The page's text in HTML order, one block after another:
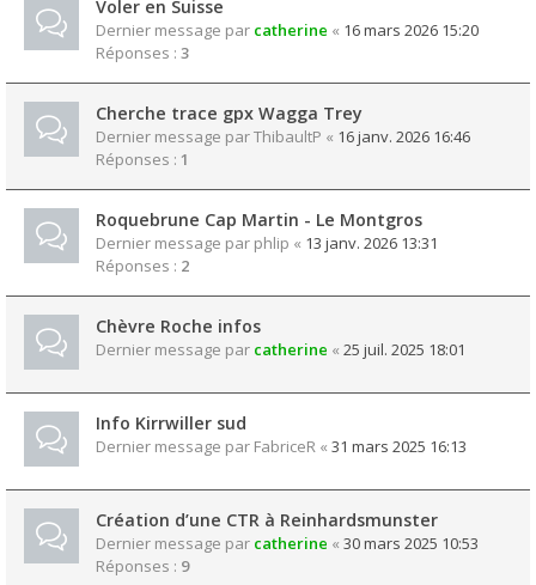
Voler en Suisse
Dernier message par catherine « 16 mars 2026 15:20
Réponses : 3
Cherche trace gpx Wagga Trey
Dernier message parThibaultP « 16 janv. 2026 16:46
Réponses : 1
Roquebrune Cap Martin - Le Montgros
Dernier message par phlip « 13 janv. 2026 13:31
Réponses : 2
Chèvre Roche infos
Dernier message par catherine « 25 juil. 2025 18:01
Info Kirrwiller sud
Dernier message par FabriceR « 31 mars 2025 16:13
Création d’une CTR à Reinhardsmunster
Dernier message par catherine « 30 mars 2025 10:53
Réponses : 9